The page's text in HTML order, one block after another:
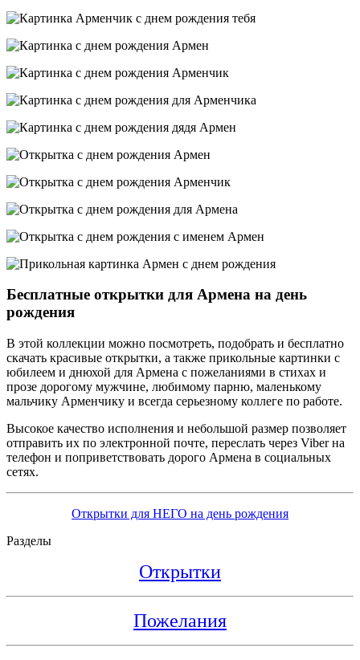
Бесплатные открытки для Армена на день
рождения
В этой коллекции можно посмотреть, подобрать и бесплатно
скачать красивые открытки, а также прикольные картинки с
юбилеем и днюхой для Армена с пожеланиями в стихах и
прозе дорогому мужчине, любимому парню, маленькому
мальчику Арменчику и всегда серьезному коллеге по работе.
Высокое качество исполнения и небольшой размер позволяет
отправить их по электронной почте, переслать через Viber на
телефон и поприветствовать дорого Армена в социальных
сетях.
Открытки для НЕГО на день рождения
Разделы
Открытки
Пожелания